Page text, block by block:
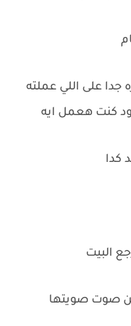
على اللي عملته
كنت هعمل ايه
كدا
البيت
صوت صويتها